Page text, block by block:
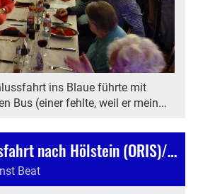
ins Blaue führte mit
Bus (einer fehlte, weil er mein...
VS09 - Tagesfahrt nach Hölstein (ORIS)/Staffelegg
Beat